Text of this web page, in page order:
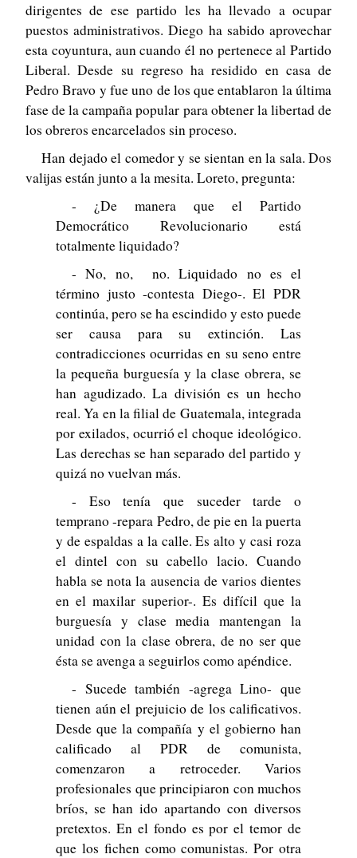
dirigentes de ese partido les ha llevado a ocupar
puestos administrativos. Diego ha sabido aprovechar
esta coyuntura, aun cuando él no pertenece al Partido
Liberal. Desde su regreso ha residido en casa de
Pedro Bravo y fue uno de los que entablaron la última
fase de la campaña popular para obtener la libertad de
los obreros encarcelados sin proceso.
Han dejado el comedor y se sientan en la sala. Dos
valijas están junto a la mesita. Loreto, pregunta:
- ¿De manera que el Partido
Democrático Revolucionario está
totalmente liquidado?
- No, no, no. Liquidado no es el
término justo -contesta Diego-. El PDR
continúa, pero se ha escindido y esto puede
ser causa para su extinción. Las
contradicciones ocurridas en su seno entre
la pequeña burguesía y la clase obrera, se
han agudizado. La división es un hecho
real. Ya en la filial de Guatemala, integrada
por exilados, ocurrió el choque ideológico.
Las derechas se han separado del partido y
quizá no vuelvan más.
- Eso tenía que suceder tarde o
temprano -repara Pedro, de pie en la puerta
y de espaldas a la calle. Es alto y casi roza
el dintel con su cabello lacio. Cuando
habla se nota la ausencia de varios dientes
en el maxilar superior-. Es difícil que la
burguesía y clase media mantengan la
unidad con la clase obrera, de no ser que
ésta se avenga a seguirlos como apéndice.
- Sucede también -agrega Lino- que
tienen aún el prejuicio de los calificativos.
Desde que la compañía y el gobierno han
calificado al PDR de comunista,
comenzaron a retroceder. Varios
profesionales que principiaron con muchos
bríos, se han ido apartando con diversos
pretextos. En el fondo es por el temor de
que los fichen como comunistas. Por otra